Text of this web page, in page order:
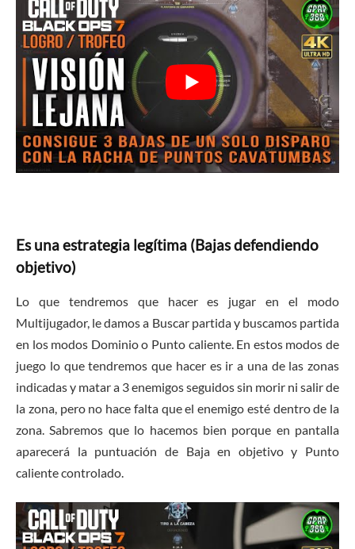
Es una estrategia legítima (Bajas defendiendo
objetivo)
Lo que tendremos que hacer es jugar en el modo
Multijugador, le damos a Buscar partida y buscamos partida
en los modos Dominio o Punto caliente. En estos modos de
juego lo que tendremos que hacer es ir a una de las zonas
indicadas y matar a 3 enemigos seguidos sin morir ni salir de
la zona, pero no hace falta que el enemigo esté dentro de la
zona. Sabremos que lo hacemos bien porque en pantalla
aparecerá la puntuación de Baja en objetivo y Punto
caliente controlado.